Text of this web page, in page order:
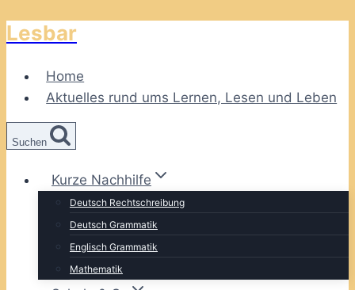
Zum
springen
Lesbar
Home
Aktuelles rund ums Lernen, Lesen und Leben
Suchen
Kurze Nachhilfe
Deutsch Rechtschreibung
Deutsch Grammatik
Englisch Grammatik
Mathematik